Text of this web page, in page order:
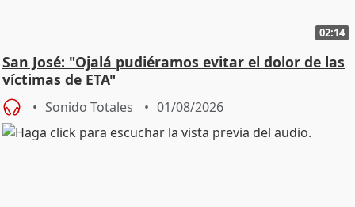
02:14
San José: "Ojalá pudiéramos evitar el dolor de las
víctimas de ETA"
Sonido Totales 01/08/2026